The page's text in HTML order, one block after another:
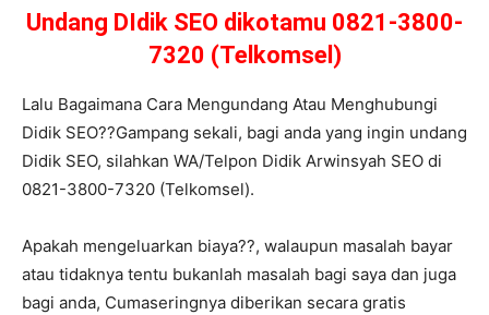
Undang DIdik SEO dikotamu 0821-3800-
7320 (Telkomsel)
Lalu Bagaimana Cara Mengundang Atau Menghubungi
Didik SEO??Gampang sekali, bagi anda yang ingin undang
Didik SEO, silahkan WA/Telpon Didik Arwinsyah SEO di
0821-3800-7320 (Telkomsel).
Apakah mengeluarkan biaya??, walaupun masalah bayar
atau tidaknya tentu bukanlah masalah bagi saya dan juga
bagi anda, Cumaseringnya diberikan secara gratis